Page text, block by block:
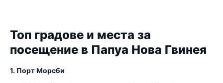
Топ градове и места за
посещение в Папуа Нова Гвинея
1. Порт Морсби